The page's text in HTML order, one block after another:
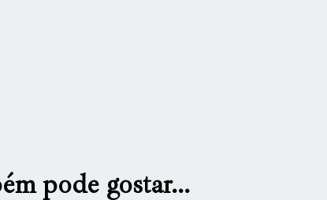
pode gostar...